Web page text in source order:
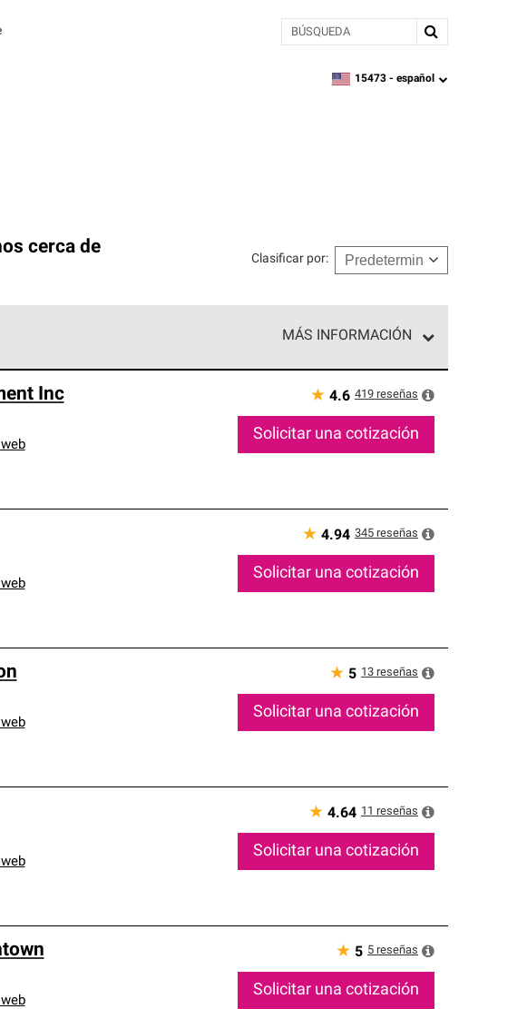
BÚSQUEDA
zipcode, language
15473 - español
cerca de
Clasificar por:
MÁS INFORMACIÓN
confiabilidad y destreza incomparable. Solo ellos pueden
Inc ★ 4.6 419 reseñas
Solicitar una cotización
★ 4.94 345 reseñas
Solicitar una cotización
★ 5 13 reseñas
Solicitar una cotización
★ 4.64 11 reseñas
Solicitar una cotización
★ 5 5 reseñas
Solicitar una cotización